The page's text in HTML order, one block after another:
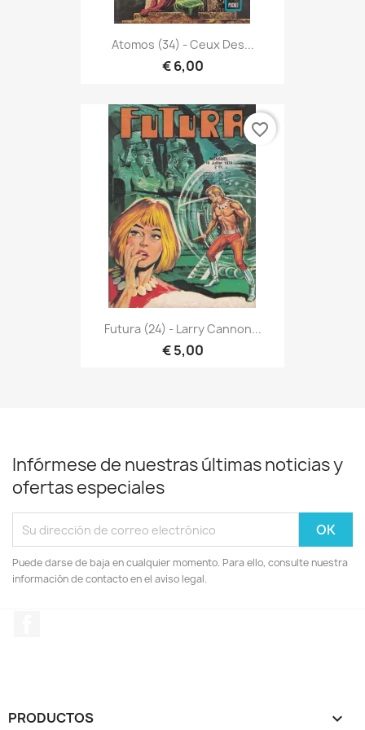
Atomos (34) - Ceux Des...
€ 6,00
Futura (24) - Larry Cannon...
€ 5,00
favorite_border
Infórmese de nuestras últimas noticias y
ofertas especiales
Puede darse de baja en cualquier momento. Para ello, consulte nuestra
información de contacto en el aviso legal.
PRODUCTOS 